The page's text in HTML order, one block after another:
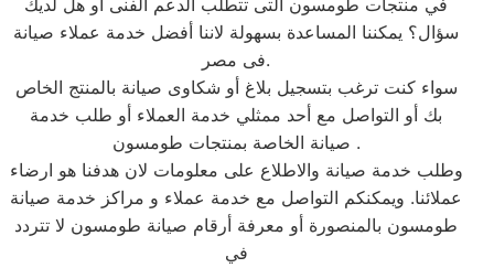
في منتجات طومسون التى تتطلب الدعم الفنى أو هل لديك
سؤال؟ يمكننا المساعدة بسهولة لاننا أفضل خدمة عملاء صيانة
فى مصر.
سواء كنت ترغب بتسجيل بلاغ أو شكاوى صيانة بالمنتج الخاص
بك أو التواصل مع أحد ممثلي خدمة العملاء أو طلب خدمة
صيانة الخاصة بمنتجات طومسون .
وطلب خدمة صيانة والاطلاع على معلومات لان هدفنا هو ارضاء
عملائنا. ويمكنكم التواصل مع خدمة عملاء و مراكز خدمة صيانة
طومسون بالمنصورة أو معرفة أرقام صيانة طومسون لا تتردد
في